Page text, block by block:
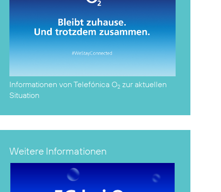
Informationen von Telefónica O2 zur aktuellen
Situation
Weitere Informationen